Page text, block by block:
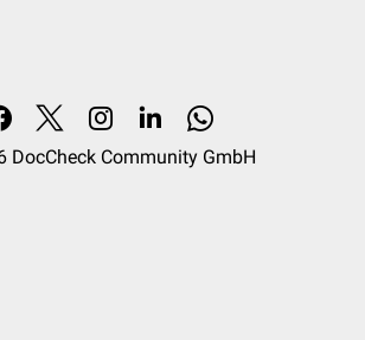
DocCheck Community GmbH